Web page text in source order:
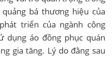
bá thương hiệu của
triển của ngành công
dụng áo đồng phục quán
gia tăng. Lý do đằng sau